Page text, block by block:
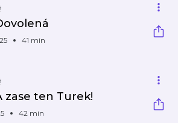
41 min
zase ten Turek!
42 min